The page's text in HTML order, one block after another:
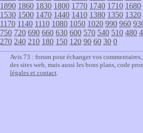
1890 1860 1830 1800 1770 1740 1710 1680
1530 1500 1470 1440 1410 1380 1350 1320
1170 1140 1110 1080 1050 1020 990 960
750 720 690 660 630 600 570 540 510 480
270 240 210 180 150 120 90 60 30 0
Avis 73 : forum pour échanger vos
des sites web, mais aussi les bons plans, code
légales et contact.